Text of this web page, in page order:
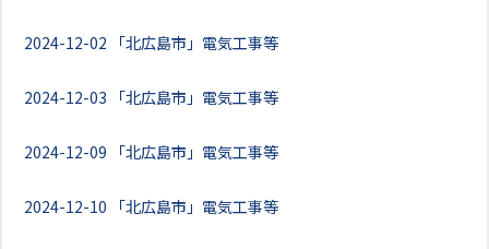
2024-12-02 「北広島市」電気工事等
2024-12-03 「北広島市」電気工事等
2024-12-09 「北広島市」電気工事等
2024-12-10 「北広島市」電気工事等